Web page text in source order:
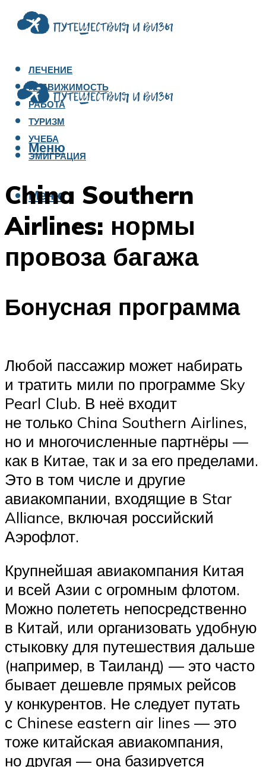
ЛЕЧЕНИЕ
НЕДВИЖИМОСТЬ
РАБОТА
ТУРИЗМ
УЧЕБА
ЭМИГРАЦИЯ
Меню
Меню
China Southern
Airlines: нормы
провоза багажа
Бонусная программа
Любой пассажир может набирать
и тратить мили по программе Sky
Pearl Club. В неё входит
не только China Southern Airlines,
но и многочисленные партнёры —
как в Китае, так и за его пределами.
Это в том числе и другие
авиакомпании, входящие в Star
Alliance, включая российский
Аэрофлот.
Крупнейшая авиакомпания Китая
и всей Азии с огромным флотом.
Можно полететь непосредственно
в Китай, или организовать удобную
стыковку для путешествия дальше
(например, в Таиланд) — это часто
бывает дешевле прямых рейсов
у конкурентов. Не следует путать
с Chinese eastern air lines — это
тоже китайская авиакомпания,
но другая — она базируется